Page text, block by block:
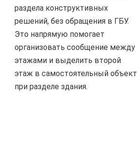
раздела конструктивных
решений, без обращения в ГБУ.
Это напрямую помогает
организовать сообщение между
этажами и выделить второй
этаж в самостоятельный объект
при разделе здания.